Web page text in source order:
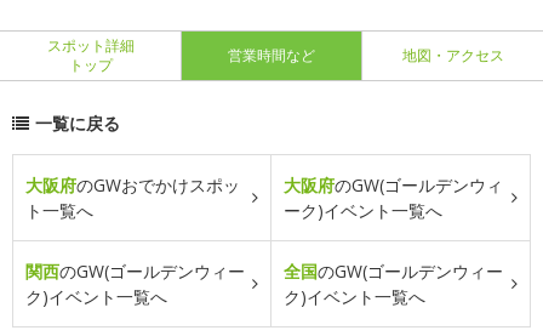
スポット詳細
トップ
営業時間など 地図・アクセス
一覧に戻る
大阪府のGWおでかけスポッ
ト一覧へ
大阪府のGW(ゴールデンウィ
ーク)イベント一覧へ
関西のGW(ゴールデンウィー
ク)イベント一覧へ
全国のGW(ゴールデンウィー
ク)イベント一覧へ